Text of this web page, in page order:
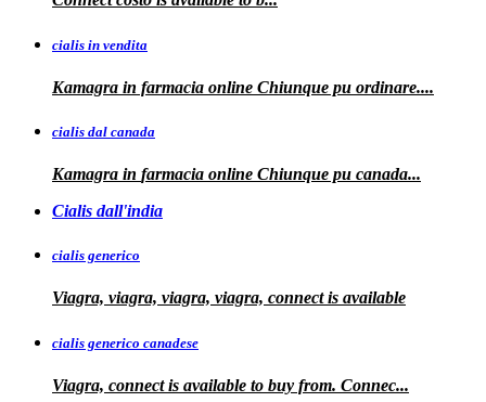
cialis in vendita
Kamagra in farmacia online Chiunque pu ordinare....
cialis dal canada
Kamagra in farmacia online Chiunque pu canada...
Cialis dall'india
cialis generico
Viagra, viagra, viagra, viagra, connect is available
cialis generico canadese
Viagra, connect is available to buy from. Connec...